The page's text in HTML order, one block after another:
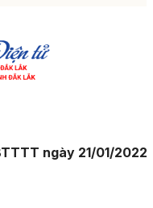
ngày 21/01/2022